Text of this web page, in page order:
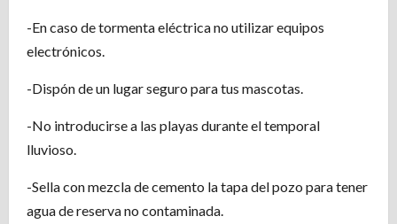
-En caso de tormenta eléctrica no utilizar equipos
electrónicos.
-Dispón de un lugar seguro para tus mascotas.
-No introducirse a las playas durante el temporal
lluvioso.
-Sella con mezcla de cemento la tapa del pozo para tener
agua de reserva no contaminada.